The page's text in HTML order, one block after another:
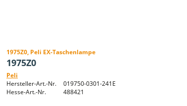
1975Z0, Peli EX-Taschenlampe
1975Z0
Peli
Hersteller-Art.-Nr.
019750-0301-241E
Hesse-Art.-Nr.
488421